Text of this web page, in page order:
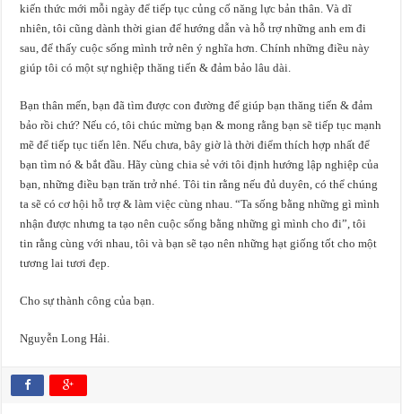
kiến thức mới mỗi ngày để tiếp tục củng cố năng lực bản thân. Và dĩ
nhiên, tôi cũng dành thời gian để hướng dẫn và hỗ trợ những anh em đi
sau, để thấy cuộc sống mình trở nên ý nghĩa hơn. Chính những điều này
giúp tôi có một sự nghiệp thăng tiến & đảm bảo lâu dài.
Bạn thân mến, bạn đã tìm được con đường để giúp bạn thăng tiến & đảm
bảo rồi chứ? Nếu có, tôi chúc mừng bạn & mong rằng bạn sẽ tiếp tục mạnh
mẽ để tiếp tục tiến lên. Nếu chưa, bây giờ là thời điểm thích hợp nhất để
bạn tìm nó & bắt đầu. Hãy cùng chia sẻ với tôi định hướng lập nghiệp của
bạn, những điều bạn trăn trở nhé. Tôi tin rằng nếu đủ duyên, có thể chúng
ta sẽ có cơ hội hỗ trợ & làm việc cùng nhau. “Ta sống bằng những gì mình
nhận được nhưng ta tạo nên cuộc sống bằng những gì mình cho đi”, tôi
tin rằng cùng với nhau, tôi và bạn sẽ tạo nên những hạt giống tốt cho một
tương lai tươi đẹp.
Cho sự thành công của bạn.
Nguyễn Long Hải.